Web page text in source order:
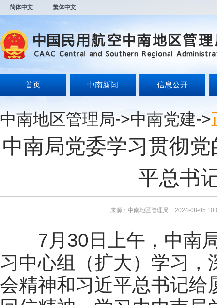
简体中文 繁体中文
首页 中南新闻 信息公开
中南地区管理局->中南党建->
中南局党委学习贯彻
平总书
来源：中南地区管理局 2024-08-05
7月30日上午，中南
习中心组（扩大）学习，
会精神和习近平总书记给
开
无
障
说
Alt
浪
键
模